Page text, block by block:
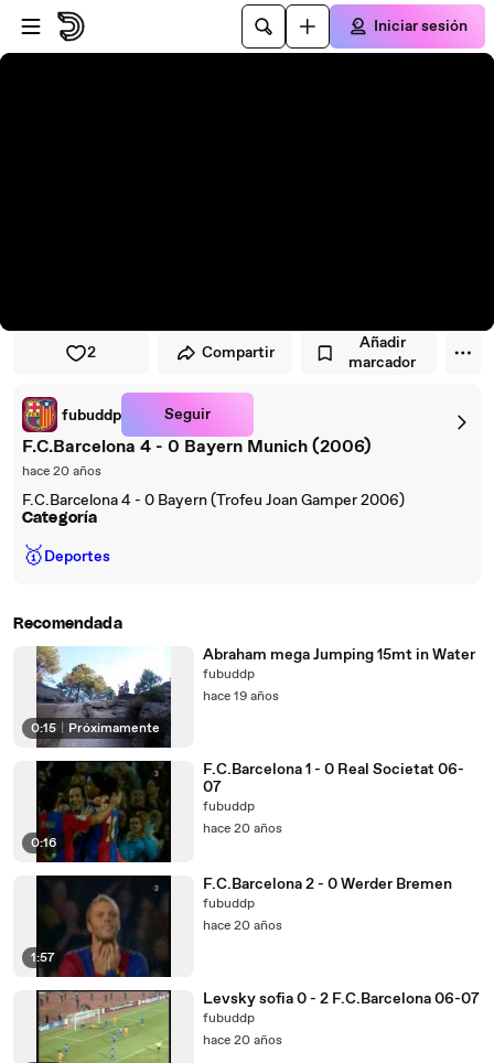
Saltar al reproductor
Saltar al contenido principal
Iniciar sesión
2 Compartir
Añadir
marcador
fubuddp Seguir
F.C.Barcelona 4 - 0 Bayern Munich (2006)
hace 20 años
F.C.Barcelona 4 - 0 Bayern (Trofeu Joan Gamper 2006)
Categoría
🥇Deportes
Recomendada
0:15 Próximamente
Abraham mega Jumping 15mt in Water
fubuddp
hace 19 años
0:16
F.C.Barcelona 1 - 0 Real Societat 06-
07
fubuddp
hace 20 años
1:57
F.C.Barcelona 2 - 0 Werder Bremen
fubuddp
hace 20 años
Levsky sofia 0 - 2 F.C.Barcelona 06-07
fubuddp
hace 20 años